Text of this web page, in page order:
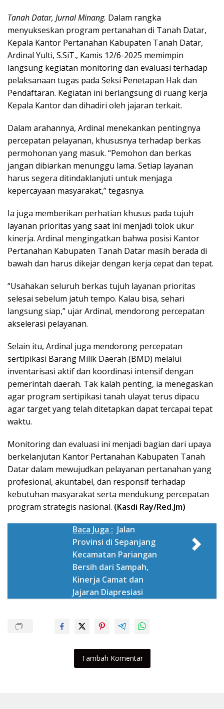
Tanah Datar, Jurnal Minang. Dalam rangka
menyukseskan program pertanahan di Tanah Datar,
Kepala Kantor Pertanahan Kabupaten Tanah Datar,
Ardinal Yulti, S.SiT., Kamis 12/6-2025 memimpin
langsung kegiatan monitoring dan evaluasi terhadap
pelaksanaan tugas pada Seksi Penetapan Hak dan
Pendaftaran. Kegiatan ini berlangsung di ruang kerja
Kepala Kantor dan dihadiri oleh jajaran terkait.
Dalam arahannya, Ardinal menekankan pentingnya
percepatan pelayanan, khususnya terhadap berkas
permohonan yang masuk. “Pemohon dan berkas
jangan dibiarkan menunggu lama. Setiap layanan
harus segera ditindaklanjuti untuk menjaga
kepercayaan masyarakat,” tegasnya.
Ia juga memberikan perhatian khusus pada tujuh
layanan prioritas yang saat ini menjadi tolok ukur
kinerja. Ardinal mengingatkan bahwa posisi Kantor
Pertanahan Kabupaten Tanah Datar masih berada di
bawah dan harus dikejar dengan kerja cepat dan tepat.
“Usahakan seluruh berkas tujuh layanan prioritas
selesai sebelum jatuh tempo. Kalau bisa, sehari
langsung siap,” ujar Ardinal, mendorong percepatan
akselerasi pelayanan.
Selain itu, Ardinal juga mendorong percepatan
sertipikasi Barang Milik Daerah (BMD) melalui
inventarisasi aktif dan koordinasi intensif dengan
pemerintah daerah. Tak kalah penting, ia menegaskan
agar program sertipikasi tanah ulayat terus dipacu
agar target yang telah ditetapkan dapat tercapai tepat
waktu.
Monitoring dan evaluasi ini menjadi bagian dari upaya
berkelanjutan Kantor Pertanahan Kabupaten Tanah
Datar dalam mewujudkan pelayanan pertanahan yang
profesional, akuntabel, dan responsif terhadap
kebutuhan masyarakat serta mendukung percepatan
program strategis nasional. (Kasdi Ray/Red.Jm)
Baca Juga : Jalan
Provinsi di Sepanjang
Kecamatan Pariangan
Bersih dari Sampah,
Kinerja Camat dan
Jajaran Diapresiasi
Tambah Komentar